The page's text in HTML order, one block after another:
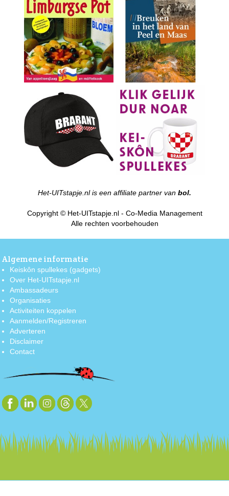
Het-UITstapje.nl is een affiliate partner van bol.
Copyright © Het-UITstapje.nl - Co-Media Management
Alle rechten voorbehouden
Algemene informatie
Keiskôn spullekes (gadgets)
Over Het-UITstapje.nl
Ambassadeurs
Organisaties
Activiteiten koppelen
Aanmelden/Registreren
Adverteren
Disclaimer
Contact